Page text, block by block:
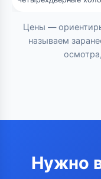
Цены —
называем
Нужно